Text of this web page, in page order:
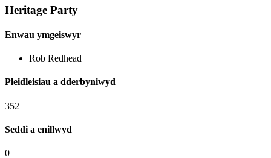
Heritage Party
Enwau ymgeiswyr
Rob Redhead
Pleidleisiau a dderbyniwyd
352
Seddi a enillwyd
0